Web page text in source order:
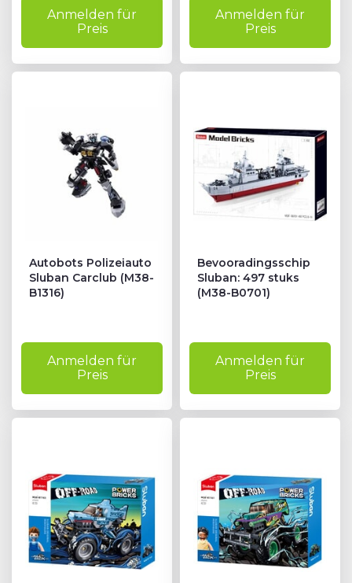
Anmelden für
Preis
Anmelden für
Preis
Autobots Polizeiauto
Sluban Carclub (M38-
B1316)
Anmelden für
Preis
Bevooradingsschip
Sluban: 497 stuks
(M38-B0701)
Anmelden für
Preis